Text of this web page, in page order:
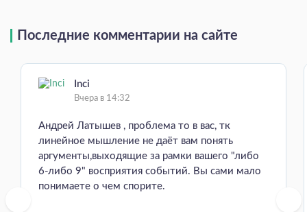
Последние комментарии на сайте
Inci
Вчера в 14:32
Андрей Латышев , проблема то в вас, тк
линейное мышление не даёт вам понять
аргументы,выходящие за рамки вашего "либо
6-либо 9" восприятия событий. Вы сами мало
понимаете о чем спорите.